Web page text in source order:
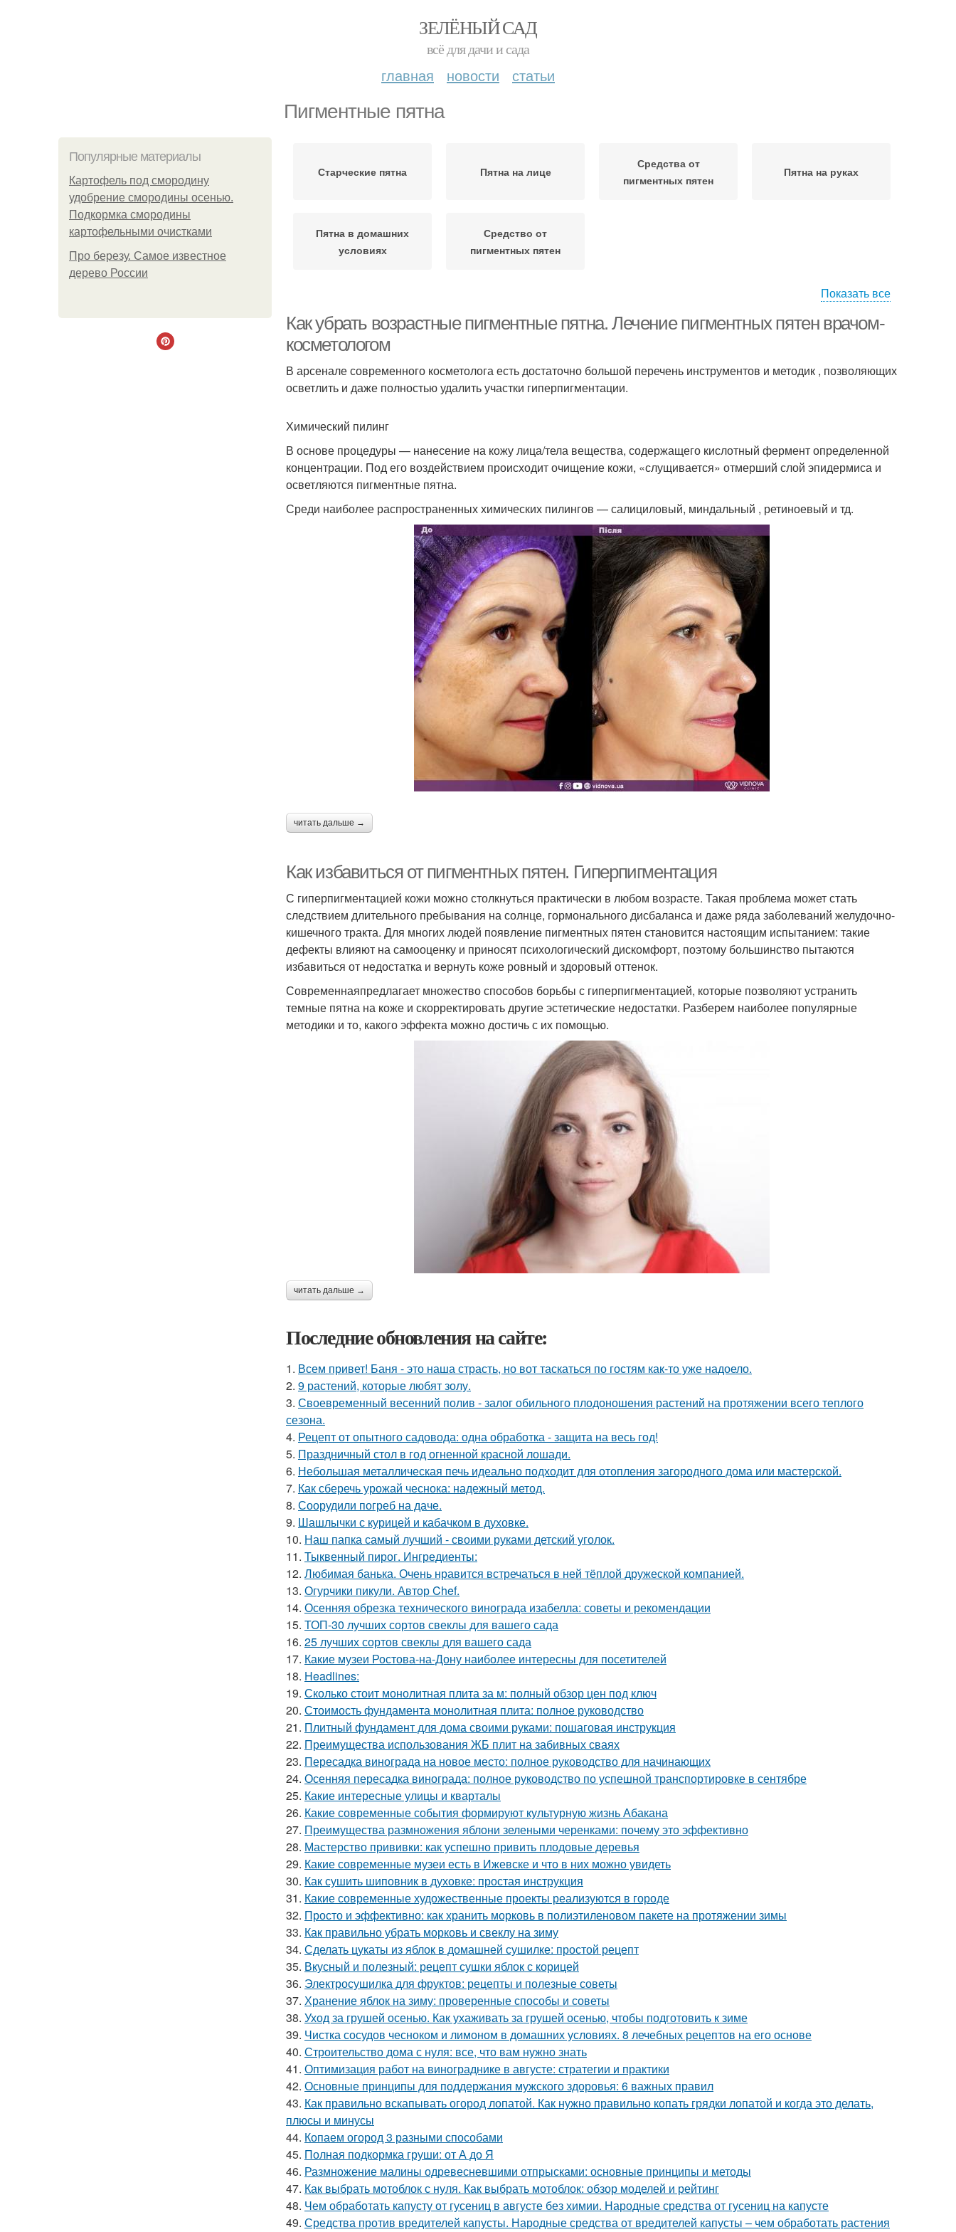
ЗЕЛЁНЫЙ САД
всё для дачи и сада
главная новости статьи
Пигментные пятна
Популярные материалы
Картофель под смородину
удобрение смородины осенью.
Подкормка смородины
картофельными очистками
Про березу. Самое известное
дерево России
Старческие пятна Пятна на лице
Средства от
пигментных пятен
Пятна на руках
Пятна в домашних
условиях
Средство от
пигментных пятен
Показать все
Как убрать возрастные пигментные пятна. Лечение пигментных пятен врачом-
косметологом
В арсенале современного косметолога есть достаточно большой перечень инструментов и методик , позволяющих
осветлить и даже полностью удалить участки гиперпигментации.
Химический пилинг
В основе процедуры — нанесение на кожу лица/тела вещества, содержащего кислотный фермент определенной
концентрации. Под его воздействием происходит очищение кожи, «слущивается» отмерший слой эпидермиса и
осветляются пигментные пятна.
Среди наиболее распространенных химических пилингов — салициловый, миндальный , ретиноевый и тд.
читать дальше →
Как избавиться от пигментных пятен. Гиперпигментация
С гиперпигментацией кожи можно столкнуться практически в любом возрасте. Такая проблема может стать
следствием длительного пребывания на солнце, гормонального дисбаланса и даже ряда заболеваний желудочно-
кишечного тракта. Для многих людей появление пигментных пятен становится настоящим испытанием: такие
дефекты влияют на самооценку и приносят психологический дискомфорт, поэтому большинство пытаются
избавиться от недостатка и вернуть коже ровный и здоровый оттенок.
Современнаяпредлагает множество способов борьбы с гиперпигментацией, которые позволяют устранить
темные пятна на коже и скорректировать другие эстетические недостатки. Разберем наиболее популярные
методики и то, какого эффекта можно достичь с их помощью.
читать дальше →
Последние обновления на сайте:
1. Всем привет! Баня - это наша страсть, но вот таскаться по гостям как-то уже надоело.
2. 9 растений, которые любят золу.
3. Своевременный весенний полив - залог обильного плодоношения растений на протяжении всего теплого
сезона.
4. Рецепт от опытного садовода: одна обработка - защита на весь год!
5. Праздничный стол в год огненной красной лошади.
6. Небольшая металлическая печь идеально подходит для отопления загородного дома или мастерской.
7. Как сберечь урожай чеснока: надежный метод.
8. Соорудили погреб на даче.
9. Шашлычки с курицей и кабачком в духовке.
10. Наш папка самый лучший - своими руками детский уголок.
11. Тыквенный пирог. Ингредиенты:
12. Любимая банька. Очень нравится встречаться в ней тёплой дружеской компанией.
13. Огурчики пикули. Автор Chef.
14. Осенняя обрезка технического винограда изабелла: советы и рекомендации
15. ТОП-30 лучших сортов свеклы для вашего сада
16. 25 лучших сортов свеклы для вашего сада
17. Какие музеи Ростова-на-Дону наиболее интересны для посетителей
18. Headlines:
19. Сколько стоит монолитная плита за м: полный обзор цен под ключ
20. Стоимость фундамента монолитная плита: полное руководство
21. Плитный фундамент для дома своими руками: пошаговая инструкция
22. Преимущества использования ЖБ плит на забивных сваях
23. Пересадка винограда на новое место: полное руководство для начинающих
24. Осенняя пересадка винограда: полное руководство по успешной транспортировке в сентябре
25. Какие интересные улицы и кварталы
26. Какие современные события формируют культурную жизнь Абакана
27. Преимущества размножения яблони зелеными черенками: почему это эффективно
28. Мастерство прививки: как успешно привить плодовые деревья
29. Какие современные музеи есть в Ижевске и что в них можно увидеть
30. Как сушить шиповник в духовке: простая инструкция
31. Какие современные художественные проекты реализуются в городе
32. Просто и эффективно: как хранить морковь в полиэтиленовом пакете на протяжении зимы
33. Как правильно убрать морковь и свеклу на зиму
34. Сделать цукаты из яблок в домашней сушилке: простой рецепт
35. Вкусный и полезный: рецепт сушки яблок с корицей
36. Электросушилка для фруктов: рецепты и полезные советы
37. Хранение яблок на зиму: проверенные способы и советы
38. Уход за грушей осенью. Как ухаживать за грушей осенью, чтобы подготовить к зиме
39. Чистка сосудов чесноком и лимоном в домашних условиях. 8 лечебных рецептов на его основе
40. Строительство дома с нуля: все, что вам нужно знать
41. Оптимизация работ на винограднике в августе: стратегии и практики
42. Основные принципы для поддержания мужского здоровья: 6 важных правил
43. Как правильно вскапывать огород лопатой. Как нужно правильно копать грядки лопатой и когда это делать,
плюсы и минусы
44. Копаем огород 3 разными способами
45. Полная подкормка груши: от А до Я
46. Размножение малины одревесневшими отпрысками: основные принципы и методы
47. Как выбрать мотоблок с нуля. Как выбрать мотоблок: обзор моделей и рейтинг
48. Чем обработать капусту от гусениц в августе без химии. Народные средства от гусениц на капусте
49. Средства против вредителей капусты. Народные средства от вредителей капусты – чем обработать растения